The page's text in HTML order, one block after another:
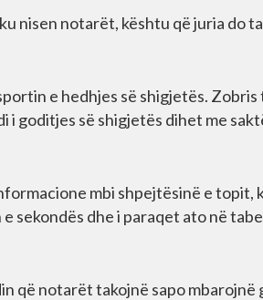
nisen notarët, kështu që juria do
e hedhjes së shigjetës. Zobris
i goditjes së shigjetës dihet me
mbi shpejtësinë e topit,
sekondës dhe i paraqet ato në
që notarët takojnë sapo mbarojnë